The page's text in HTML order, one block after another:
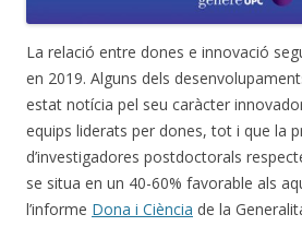
La relació entre dones e innovació
en 2019. Alguns dels
estat notícia pel seu caràcter
equips liderats per dones, tot i que la
d’investigadores postdoctorals
se situa en un 40-60% favorable als
l’informe Dona i Ciència de la